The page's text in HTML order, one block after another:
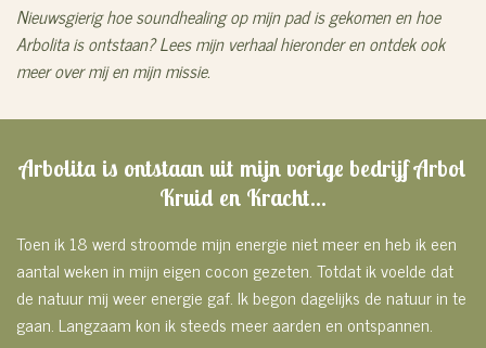
Nieuwsgierig hoe soundhealing op mijn pad is gekomen en hoe
Arbolita is ontstaan? Lees mijn verhaal hieronder en ontdek ook
meer over mij en mijn missie.
Arbolita is ontstaan uit mijn vorige bedrijf Arbol
Kruid en Kracht...
Toen ik 18 werd stroomde mijn energie niet meer en heb ik een
aantal weken in mijn eigen cocon gezeten. Totdat ik voelde dat
de natuur mij weer energie gaf. Ik begon dagelijks de natuur in te
gaan. Langzaam kon ik steeds meer aarden en ontspannen.